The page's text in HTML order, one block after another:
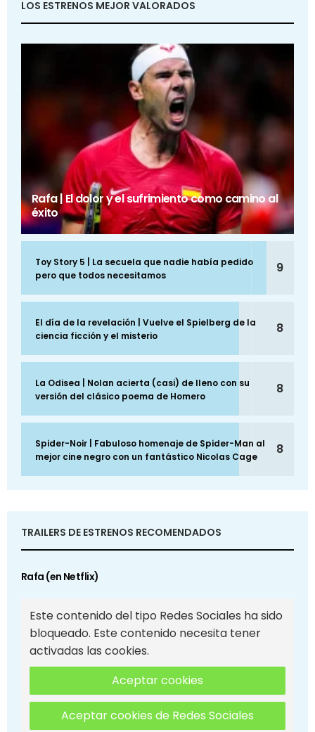
LOS ESTRENOS MEJOR VALORADOS
Rafa | El dolor y el sufrimiento como camino al
éxito
Toy Story 5 | La secuela que nadie había pedido
pero que todos necesitamos
9
El día de la revelación | Vuelve el Spielberg de la
ciencia ficción y el misterio
8
La Odisea | Nolan acierta (casi) de lleno con su
versión del clásico poema de Homero
8
Spider-Noir | Fabuloso homenaje de Spider-Man al
mejor cine negro con un fantástico Nicolas Cage
8
TRAILERS DE ESTRENOS RECOMENDADOS
Rafa (en Netflix)
Este contenido del tipo Redes Sociales ha sido
bloqueado. Este contenido necesita tener
activadas las cookies.
Aceptar cookies
Aceptar cookies de Redes Sociales